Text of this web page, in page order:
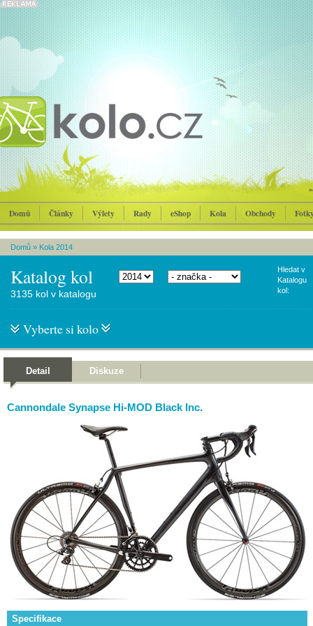
Domů Články Výlety Rady eShop Kola Obchody
Domů » Kola 2014
Katalog kol
Hledat v
Katalogu
kol:
3135 kol v katalogu
Vyberte si kolo
Detail Diskuze
Cannondale Synapse Hi-MOD Black Inc.
Specifikace